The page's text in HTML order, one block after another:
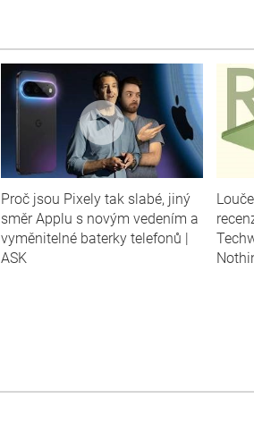
Proč jsou Pixely tak slabé, jiný
směr Applu s novým vedením a
vyměnitelné baterky telefonů |
ASK